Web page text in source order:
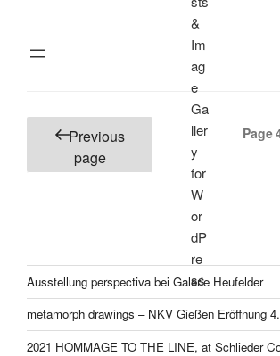
Posts
pagination
Previous
page
Page
Ausstellung perspectiva bei Galerie Heufelder
metamorph drawings – NKV Gießen Eröffnung
2021 HOMMAGE TO THE LINE, at Schlieder